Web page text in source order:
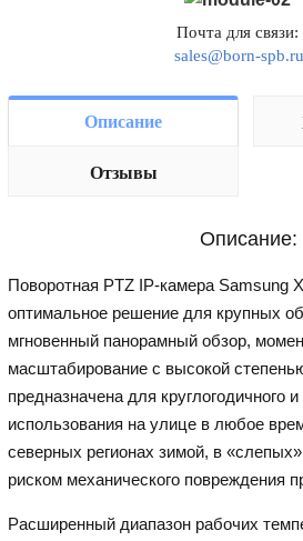
Почта для связи:
sales@born-spb.ru
Описание
Отзывы
Описание:
Поворотная PTZ IP-камера Samsung
оптимальное решение для крупных
мгновенный панорамный обзор,
масштабирование с высокой
предназначена для круглогодичного и
использования на улице в любое
северных регионах зимой, в
риском механического повреждения
Расширенный диапазон рабочих